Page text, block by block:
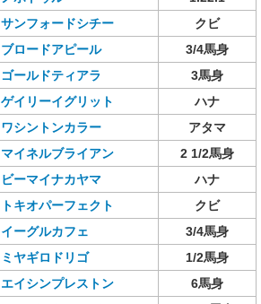
サンフォードシチー
クビ
ブロードアピール
3/4馬身
ゴールドティアラ
3馬身
ゲイリーイグリット
ハナ
ワシントンカラー
アタマ
マイネルブライアン
2 1/2馬身
ビーマイナカヤマ
ハナ
トキオパーフェクト
クビ
イーグルカフェ
3/4馬身
ミヤギロドリゴ
1/2馬身
エイシンプレストン
6馬身